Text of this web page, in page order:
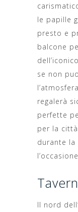
le papille
presto e
balcone
se non
regalerà
perfette
per la
durante la
Il nord